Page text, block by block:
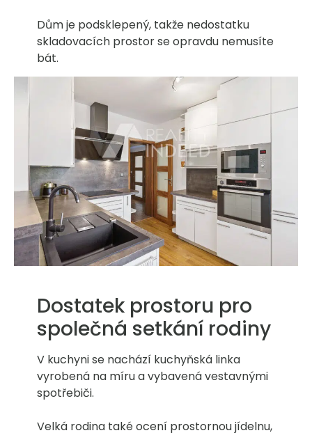
Dům je podsklepený, takže nedostatku
skladovacích prostor se opravdu nemusíte
bát.
Dostatek prostoru pro
společná setkání rodiny
V kuchyni se nachází kuchyňská linka
vyrobená na míru a vybavená vestavnými
spotřebiči.
Velká rodina také ocení prostornou jídelnu,